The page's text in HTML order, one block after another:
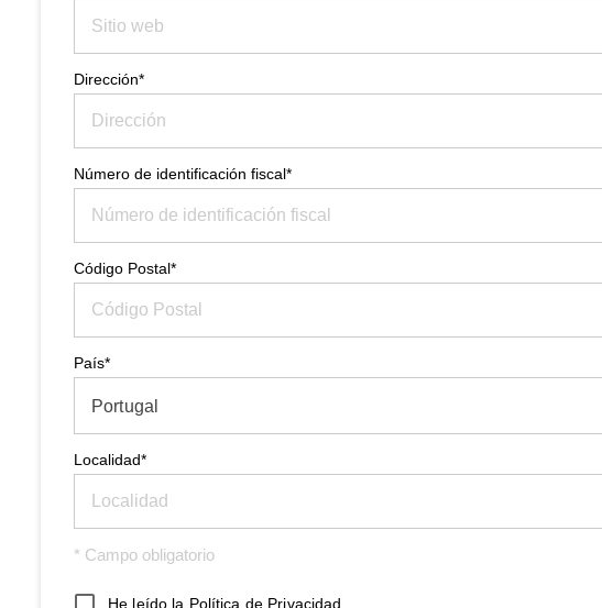
Dirección*
Número de identificación fiscal*
Código Postal*
País*
Portugal
Localidad*
* Campo obligatorio
He leído la Política de Privacidad